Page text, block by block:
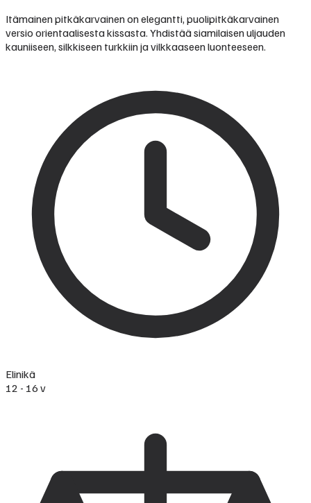
Itämainen pitkäkarvainen on elegantti, puolipitkäkarvainen
versio orientaalisesta kissasta. Yhdistää siamilaisen uljauden
kauniiseen, silkkiseen turkkiin ja vilkkaaseen luonteeseen.
Elinikä
12 - 16 v